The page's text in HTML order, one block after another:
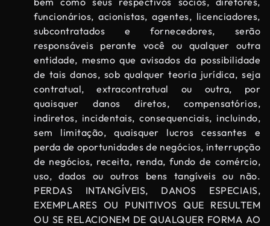
funcionários, acionistas, agentes, licenciadores,
subcontratados e fornecedores, serão
responsáveis ​​perante você ou qualquer outra
entidade, mesmo que avisados ​​da possibilidade
de tais danos, sob qualquer teoria jurídica, seja
contratual, extracontratual ou outra, por
quaisquer danos diretos, compensatórios,
indiretos, incidentais, consequenciais, incluindo,
sem limitação, quaisquer lucros cessantes e
perda de oportunidades de negócios, interrupção
de negócios, receita, renda, fundo de comércio,
uso, dados ou outros bens tangíveis ou não.
PERDAS INTANGÍVEIS, DANOS ESPECIAIS,
EXEMPLARES OU PUNITIVOS QUE RESULTEM
OU SE RELACIONEM DE QUALQUER FORMA AO